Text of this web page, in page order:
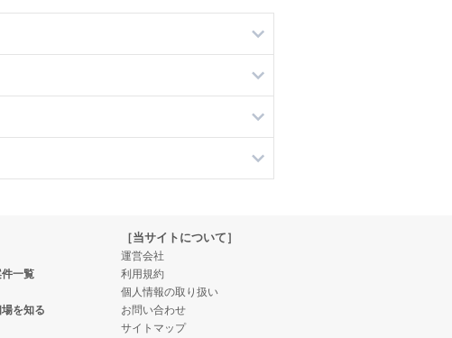
一覧
を知る
［当サイトについて］
運営会社
利用規約
個人情報の取り扱い
お問い合わせ
サイトマップ